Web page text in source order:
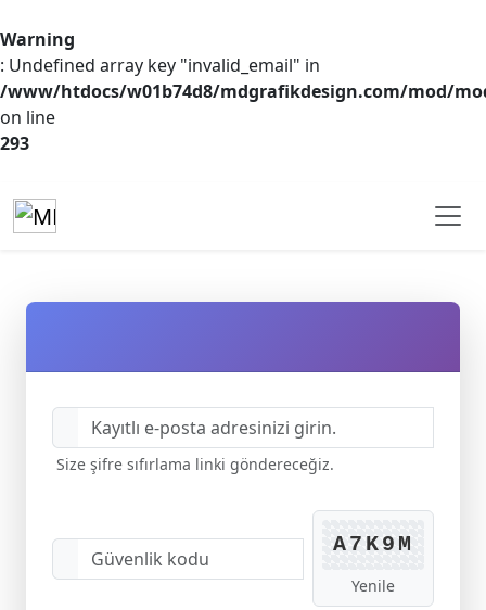
Warning
: Undefined array key "invalid_email" in
/www/htdocs/w01b74d8/mdgrafikdesign.com/mod/
on line
293
Size şifre sıfırlama linki göndereceğiz.
A7K9M
Yenile